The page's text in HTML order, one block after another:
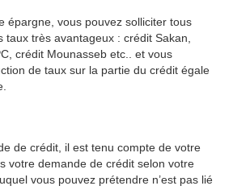
épargne, vous pouvez solliciter tous
taux très avantageux : crédit Sakan,
crédit Mounasseb etc.. et vous
de taux sur la partie du crédit égale
de crédit, il est tenu compte de votre
votre demande de crédit selon votre
vous pouvez prétendre n’est pas lié